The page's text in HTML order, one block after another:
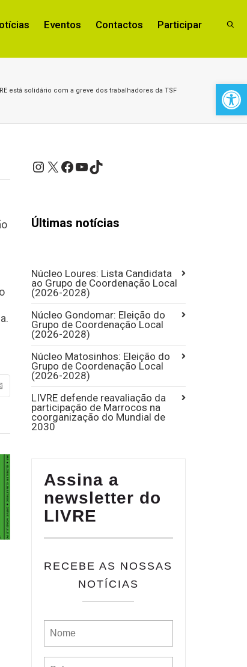
Eventos Contactos Participar
está solidário com a greve dos trabalhadores da TSF
Instagram
X Facebook
YouTube
TikTok
Últimas notícias
Núcleo Loures: Lista Candidata
ao Grupo de Coordenação Local
(2026-2028)
Núcleo Gondomar: Eleição do
Grupo de Coordenação Local
(2026-2028)
Núcleo Matosinhos: Eleição do
Grupo de Coordenação Local
(2026-2028)
LIVRE defende reavaliação da
participação de Marrocos na
coorganização do Mundial de
2030
Assina a
newsletter do
LIVRE
RECEBE AS NOSSAS
NOTÍCIAS